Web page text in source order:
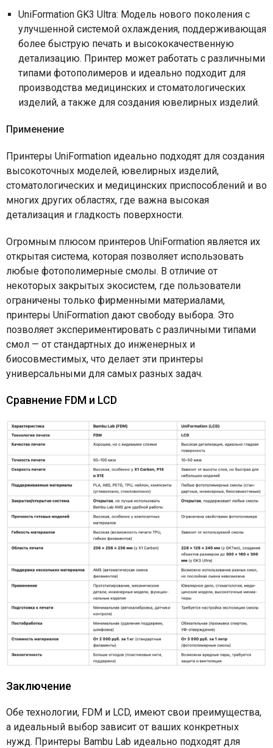
UniFormation GK3 Ultra: Модель нового поколения с
улучшенной системой охлаждения, поддерживающая
более быструю печать и высококачественную
детализацию. Принтер может работать с различными
типами фотополимеров и идеально подходит для
производства медицинских и стоматологических
изделий, а также для создания ювелирных изделий.
Применение
Принтеры UniFormation идеально подходят для создания
высокоточных моделей, ювелирных изделий,
стоматологических и медицинских приспособлений и во
многих других областях, где важна высокая
детализация и гладкость поверхности.
Огромным плюсом принтеров UniFormation является их
открытая система, которая позволяет использовать
любые фотополимерные смолы. В отличие от
некоторых закрытых экосистем, где пользователи
ограничены только фирменными материалами,
принтеры UniFormation дают свободу выбора. Это
позволяет экспериментировать с различными типами
смол — от стандартных до инженерных и
биосовместимых, что делает эти принтеры
универсальными для самых разных задач.
Сравнение FDM и LCD
Заключение
Обе технологии, FDM и LCD, имеют свои преимущества,
а идеальный выбор зависит от ваших конкретных
нужд. Принтеры Bambu Lab идеально подходят для